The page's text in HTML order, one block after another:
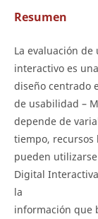
Resumen
La evaluación
interactivo es
diseño centrado
de usabilidad –
depende de
tiempo, recursos
pueden
Digital
la
información que